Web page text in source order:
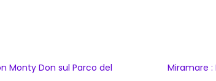
Monty Don sul Parco del
Miramare :